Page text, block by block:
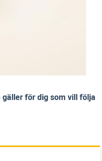
för dig som vill följa